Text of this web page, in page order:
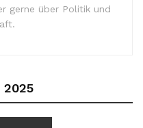
gerne über Politik und
2025